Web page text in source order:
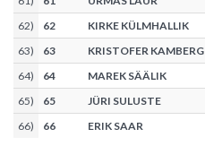
62) 62
KIRKE KÜLMHALLIK
63) 63
KRISTOFER KAMBERG
64) 64
MAREK SÄÄLIK
65) 65
JÜRI SULUSTE
66) 66 ERIK SAAR